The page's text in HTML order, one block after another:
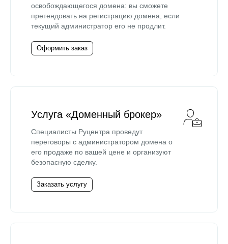
освобождающегося домена: вы сможете
претендовать на регистрацию домена, если
текущий администратор его не продлит.
Оформить заказ
Услуга «Доменный брокер»
Специалисты Руцентра проведут
переговоры с администратором домена о
его продаже по вашей цене и организуют
безопасную сделку.
Заказать услугу